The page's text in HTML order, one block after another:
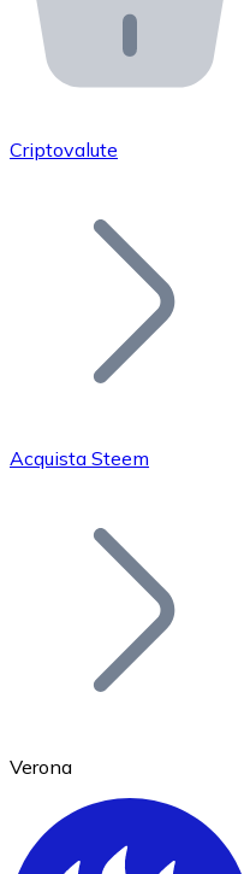
API Bitnovo
Integra la nostra
Unisciti alla nostra
Aggiungi il token
Bitcoin
Criptovalute
Acquista Steem
Verona